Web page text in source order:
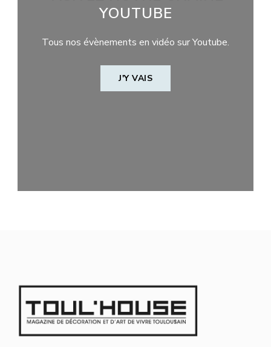
YOUTUBE
Tous nos évènements en vidéo sur Youtube.
J'Y VAIS